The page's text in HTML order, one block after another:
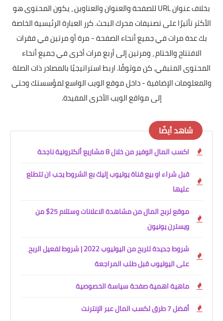
بخلاف عنوان URL للصفحة والعنوان والعناوين ، يكون المحتوى هو
الأكثر تأثيرًا على تصنيفات محرك البحث. كرر العبارة الرئيسية الخاصة
بك عدة مرات في جميع أنحاء الصفحة - مرة أو مرتين في فقرات
الافتتاح والختام ، ومرتين إلى أربع مرات أخرى في جميع أنحاء
المحتوى المتبقي. كن موثوقًا. اربط استراتيجيًا بالمصادر ذات الصلة
والمعلومات الإضافية - داخل موقع الويب الواسع لمؤسستك وحتى
إلى مواقع الويب الأخرى المفيدة.
شاهد أيضًا
اكسب المال الوفير من خلال 8 مشاريع ألكترونية ناجحة
قبل شراء او بيع قناة يوتيوب إليك بع الشروط يجب ان تتطلع
عليها
موقع لربح المال من مشاهدة الاعلانات وستلام 25$ من
ويسترن يونيون
شروط جديدة للربح من اليوتيوب 2022 | شروط تفعيل الربح
على اليوتيوب قبل طلب المراجعة
ماهية اهمية صفحة سياسة الخصوصية
أفضل 7 طرق لكسب المال عبر الإنترنت